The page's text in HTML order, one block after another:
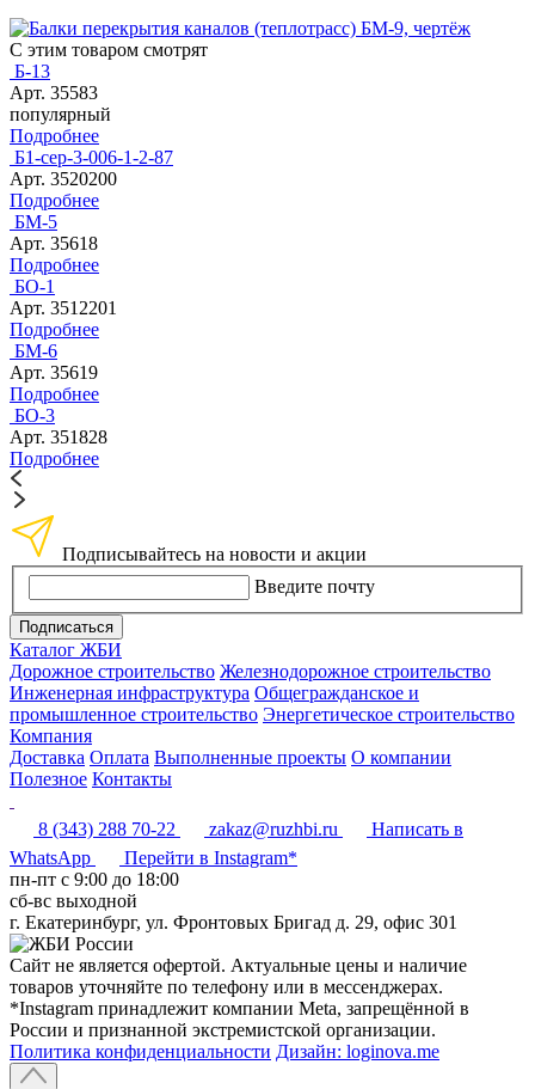
С этим товаром смотрят
Б-13
Арт. 35583
популярный
Подробнее
Б1-сер-3-006-1-2-87
Арт. 3520200
Подробнее
БМ-5
Арт. 35618
Подробнее
БО-1
Арт. 3512201
Подробнее
БМ-6
Арт. 35619
Подробнее
БО-3
Арт. 351828
Подробнее
Подписывайтесь на новости и акции
Введите почту
Подписаться
Каталог ЖБИ
Дорожное строительство Железнодорожное строительство
Инженерная инфраструктура Общегражданское и
промышленное строительство Энергетическое строительство
Компания
Доставка Оплата Выполненные проекты О компании
Полезное Контакты
8 (343) 288 70-22 zakaz@ruzhbi.ru
Написать в
WhatsApp
Перейти в Instagram*
пн-пт c 9:00 до 18:00
сб-вс выходной
г. Екатеринбург, ул. Фронтовых Бригад д. 29, офис 301
Сайт не является офертой. Актуальные цены и наличие
товаров уточняйте по телефону или в мессенджерах.
*Instagram принадлежит компании Meta, запрещённой в
России и признанной экстремистской организации.
Политика конфиденциальности Дизайн: loginova.me